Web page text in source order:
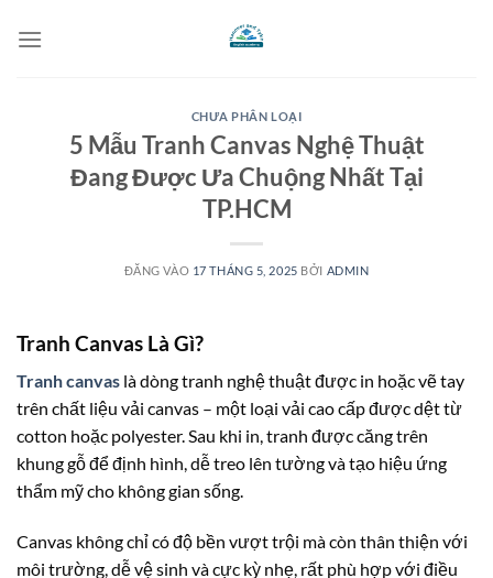
qua
CHƯA PHÂN LOẠI
5 Mẫu Tranh Canvas Nghệ Thuật
Đang Được Ưa Chuộng Nhất Tại
TP.HCM
ĐĂNG VÀO 17 THÁNG 5, 2025 BỞI ADMIN
Tranh Canvas Là Gì?
Tranh canvas là dòng tranh nghệ thuật được in hoặc vẽ tay
trên chất liệu vải canvas – một loại vải cao cấp được dệt từ
cotton hoặc polyester. Sau khi in, tranh được căng trên
khung gỗ để định hình, dễ treo lên tường và tạo hiệu ứng
thẩm mỹ cho không gian sống.
Canvas không chỉ có độ bền vượt trội mà còn thân thiện với
môi trường, dễ vệ sinh và cực kỳ nhẹ, rất phù hợp với điều